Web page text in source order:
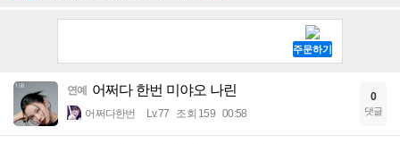
연예 어쩌다 한번 미야오 나린
어쩌다한번 Lv.77 조회 159 00:58
0
댓글